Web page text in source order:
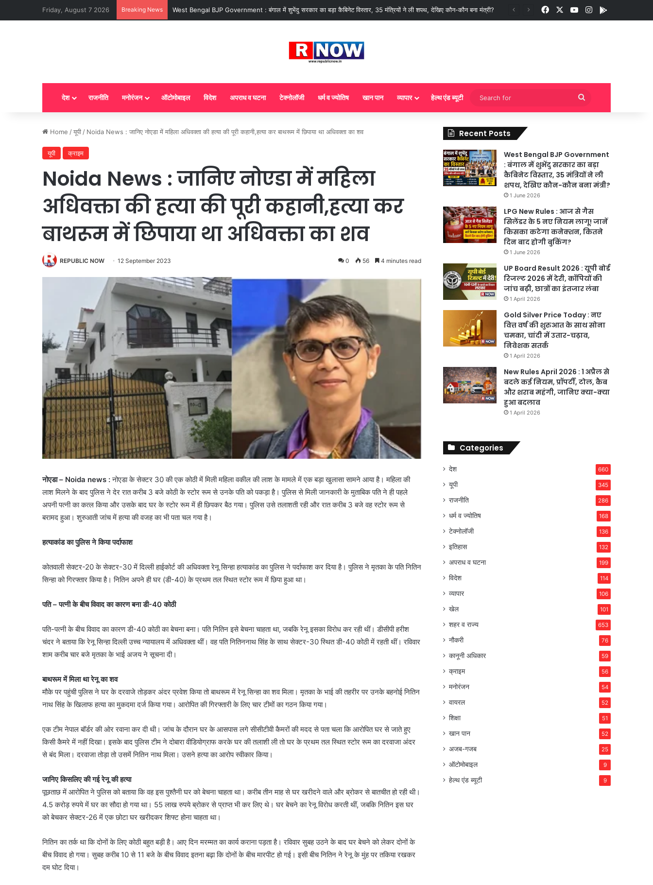
Friday, August 7 2026 Breaking News LPG New Rules : आज से गैस सिलेंडर के 5 नए नियम लागू! जानें किसका कटेगा कनेक्शन, कितने दिन बाद होगी बुकिंग? FacebookYouTubeInstagram
देश राजनीति मनोरंजन ऑटोमोबाइल विदेश अपराध व घटना टेक्नोलॉजी धर्म व ज्योतिष खान पान व्यापार हेल्थ एंड ब्यूटी
Search
for
Home /यूपी / Noida News : जानिए नोएडा में महिला अधिवक्ता की हत्या की पूरी कहानी,हत्या कर बाथरूम में छिपाया था अधिवक्ता का शव
यूपी क्राइम
Noida News : जानिए नोएडा में महिला
अधिवक्ता की हत्या की पूरी कहानी,हत्या कर
बाथरूम में छिपाया था अधिवक्ता का शव
REPUBLIC NOW 12 September 2023 0 56 4 minutes read
नोएडा – Noida news :नोएडा के सेक्टर 30 की एक कोठी में मिली महिला वकील की लाश के मामले में एक बड़ा खुलासा सामने आया है। महिला की
लाश मिलने के बाद पुलिस ने देर रात करीब 3 बजे कोठी के स्टोर रूम से उनके पति को पकड़ा है। पुलिस से मिली जानकारी के मुताबिक पति ने ही पहले
अपनी पत्नी का कत्ल किया और उसके बाद घर के स्टोर रूम में ही छिपकर बैठ गया। पुलिस उसे तलाशती रही और रात करीब 3 बजे वह स्टोर रूम से
बरामद हुआ। शुरुआती जांच में हत्या की वजह का भी पता चल गया है।
हत्याकांड का पुलिस ने किया पर्दाफाश
कोतवाली सेक्टर-20 के सेक्टर-30 में दिल्ली हाईकोर्ट की अधिवक्ता रेनू सिन्हा हत्याकांड का पुलिस ने पर्दाफाश कर दिया है। पुलिस ने मृतका के पति नितिन
सिन्हा को गिरफ्तार किया है। नितिन अपने ही घर (डी-40) के प्रथम तल स्थित स्टोर रूम में छिपा हुआ था।
पति – पत्नी के बीच विवाद का कारण बना डी-40 कोठी
पति-पत्नी के बीच विवाद का कारण डी-40 कोठी का बेचना बना। पति नितिन इसे बेचना चाहता था, जबकि रेनू इसका विरोध कर रही थीं। डीसीपी हरीश
चंदर ने बताया कि रेनू सिन्हा दिल्ली उच्च न्यायालय में अधिवक्ता थीं। वह पति नितिननाथ सिंह के साथ सेक्टर-30 स्थित डी-40 कोठी में रहती थीं। रविवार
शाम करीब चार बजे मृतका के भाई अजय ने सूचना दी।
बाथरूम में मिला था रेनू का शव
मौके पर पहुंची पुलिस ने घर के दरवाजे तोड़कर अंदर प्रवेश किया तो बाथरूम में रेनू सिन्हा का शव मिला। मृतका के भाई की तहरीर पर उनके बहनोई नितिन
नाथ सिंह के खिलाफ हत्या का मुकदमा दर्ज किया गया। आरोपित की गिरफ्तारी के लिए चार टीमों का गठन किया गया।
एक टीम नेपाल बॉर्डर की ओर रवाना कर दी थी। जांच के दौरान घर के आसपास लगे सीसीटीवी कैमरों की मदद से पता चला कि आरोपित घर से जाते हुए
किसी कैमरे में नहीं दिखा। इसके बाद पुलिस टीम ने दोबारा वीडियोग्राफ करके घर की तलाशी ली तो घर के प्रथम तल स्थित स्टोर रूम का दरवाजा अंदर
से बंद मिला। दरवाजा तोड़ा तो उसमें नितिन नाथ मिला। उसने हत्या का आरोप स्वीकार किया।
जानिए किसलिए की गई रेनू की हत्या
पूछताछ में आरोपित ने पुलिस को बताया कि वह इस पुश्तैनी घर को बेचना चाहता था। करीब तीन माह से घर खरीदने वाले और ब्रोकर से बातचीत हो रही थी।
4.5 करोड़ रुपये में घर का सौदा हो गया था। 55 लाख रुपये ब्रोकर से प्राप्त भी कर लिए थे। घर बेचने का रेनू विरोध करती थीं, जबकि नितिन इस घर
को बेचकर सेक्टर-26 में एक छोटा घर खरीदकर शिफ्ट होना चाहता था।
नितिन का तर्क था कि दोनों के लिए कोठी बहुत बड़ी है। आए दिन मरम्मत का कार्य कराना पड़ता है। रविवार सुबह उठने के बाद घर बेचने को लेकर दोनों के
बीच विवाद हो गया। सुबह करीब 10 से 11 बजे के बीच विवाद इतना बढ़ा कि दोनों के बीच मारपीट हो गई। इसी बीच नितिन ने रेनू के मुंह पर तकिया रखकर
दम घोट दिया।
Recent Posts
West Bengal BJP Government
: बंगाल में शुभेंदु सरकार का बड़ा
कैबिनेट विस्तार, 35 मंत्रियों ने ली
शपथ, देखिए कौन-कौन बना मंत्री?
1 June 2026
LPG New Rules : आज से गैस
सिलेंडर के 5 नए नियम लागू! जानें
किसका कटेगा कनेक्शन, कितने
दिन बाद होगी बुकिंग?
1 June 2026
UP Board Result 2026 : यूपी बोर्ड
रिजल्ट 2026 में देरी, कॉपियों की
जांच बढ़ी, छात्रों का इंतजार लंबा
1 April 2026
Gold Silver Price Today : नए
वित्त वर्ष की शुरुआत के साथ सोना
चमका, चांदी में उतार-चढ़ाव,
निवेशक सतर्क
1 April 2026
New Rules April 2026 : 1 अप्रैल से
बदले कई नियम, प्रॉपर्टी, टोल, कैब
और शराब महंगी, जानिए क्या-क्या
हुआ बदलाव
1 April 2026
Categories
देश 660
यूपी 345
राजनीति 286
धर्म व ज्योतिष 168
टेक्नोलॉजी 136
इतिहास 132
अपराध व घटना 199
विदेश 114
व्यापार 106
खेल 101
शहर व राज्य 653
नौकरी 76
कानूनी अधिकार 59
क्राइम 56
मनोरंजन 54
वायरल 52
शिक्षा 51
खान पान 52
अजब-गजब 25
ऑटोमोबाइल 9
हेल्थ एंड ब्यूटी 9